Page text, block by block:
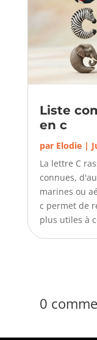
Liste
en c
par Elodie|
La lettre C
connues,
marines ou
c permet de
plus utiles à
0